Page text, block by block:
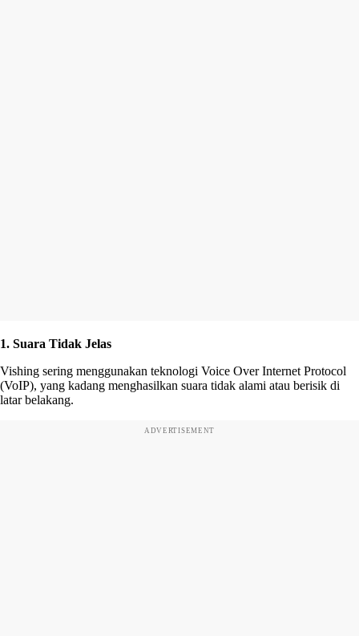
1. Suara Tidak Jelas
Vishing sering menggunakan teknologi Voice Over Internet Protocol
(VoIP), yang kadang menghasilkan suara tidak alami atau berisik di
latar belakang.
ADVERTISEMENT